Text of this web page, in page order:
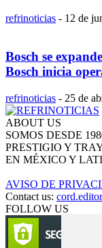
refrinoticias - 12 de
Bosch se
Bosch inicia
refrinoticias - 25 de
ABOUT US
SOMOS DESDE
PRESTIGIO Y
EN MÉXICO Y
AVISO DE
Contact us:
FOLLOW US